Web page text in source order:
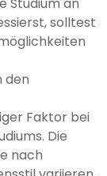
solltest
den
Faktor bei
Die
nach